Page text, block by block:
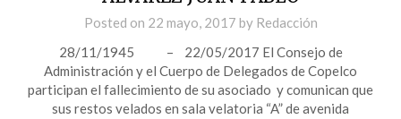
Posted on 22 mayo, 2017 by Redacción
28/11/1945 – 22/05/2017 El Consejo de
Administración y el Cuerpo de Delegados de Copelco
participan el fallecimiento de su asociado y comunican que
sus restos velados en sala velatoria “A” de avenida